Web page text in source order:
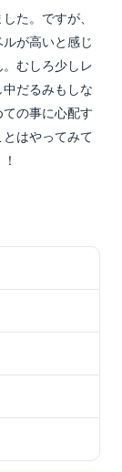
た。ですが、
が高いと感じ
むしろ少しレ
だるみもしな
の事に心配す
はやってみて